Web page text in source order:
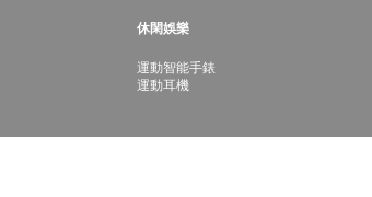
休閑娛樂
運動智能手錶
運動耳機